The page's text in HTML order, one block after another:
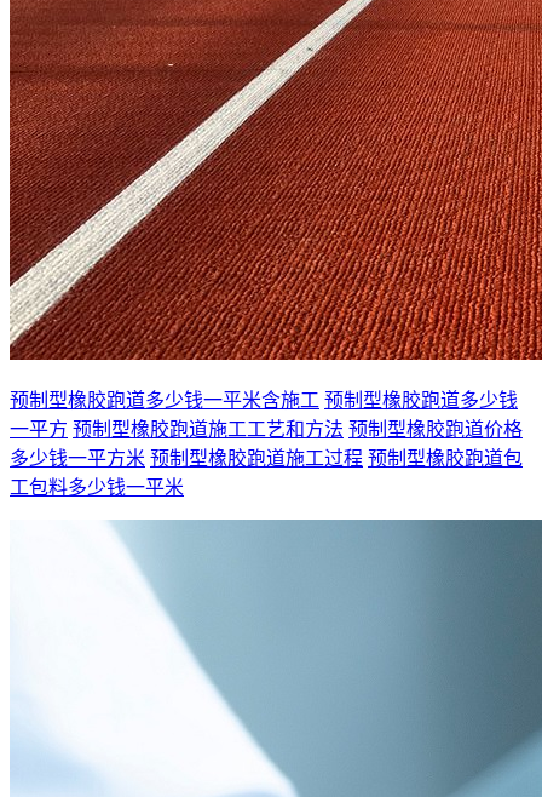
预制型橡胶跑道多少钱一平米含施工 预制型橡胶跑道多少钱
一平方 预制型橡胶跑道施工工艺和方法 预制型橡胶跑道价格
多少钱一平方米 预制型橡胶跑道施工过程 预制型橡胶跑道包
工包料多少钱一平米